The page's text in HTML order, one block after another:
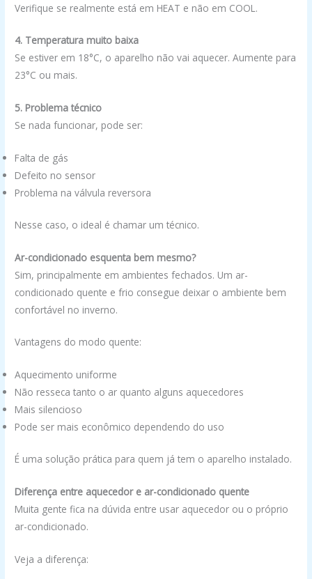
Verifique se realmente está em HEAT e não em COOL.
4. Temperatura muito baixa
Se estiver em 18°C, o aparelho não vai aquecer. Aumente para
23°C ou mais.
5. Problema técnico
Se nada funcionar, pode ser:
Falta de gás
Defeito no sensor
Problema na válvula reversora
Nesse caso, o ideal é chamar um técnico.
Ar-condicionado esquenta bem mesmo?
Sim, principalmente em ambientes fechados. Um ar-
condicionado quente e frio consegue deixar o ambiente bem
confortável no inverno.
Vantagens do modo quente:
Aquecimento uniforme
Não resseca tanto o ar quanto alguns aquecedores
Mais silencioso
Pode ser mais econômico dependendo do uso
É uma solução prática para quem já tem o aparelho instalado.
Diferença entre aquecedor e ar-condicionado quente
Muita gente fica na dúvida entre usar aquecedor ou o próprio
ar-condicionado.
Veja a diferença: